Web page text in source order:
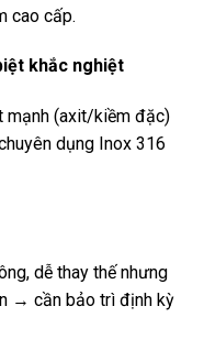
cao cấp.
khắc nghiệt
mạnh (axit/kiềm đặc)
dụng Inox 316
dễ thay thế nhưng
→ cần bảo trì định kỳ